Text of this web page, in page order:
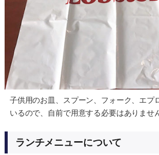
子供用のお皿、スプーン、フォーク、エプ
いるので、自前で用意する必要はありませ
ランチメニューについて